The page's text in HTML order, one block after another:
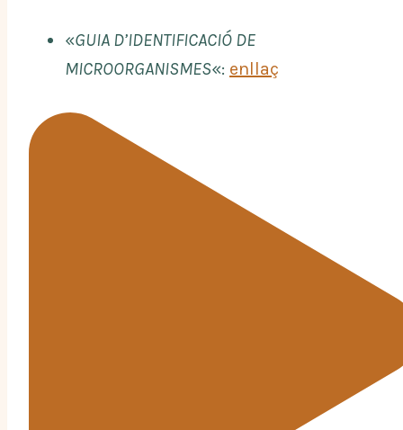
«GUIA D’IDENTIFICACIÓ DE
MICROORGANISMES«: enllaç